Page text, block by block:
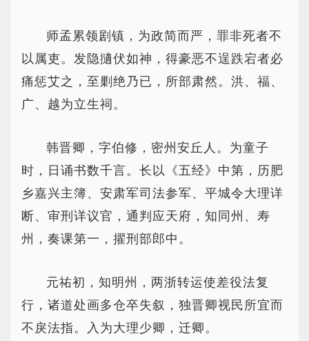
师孟累领剧镇，为政简而严，罪非死者不
以属吏。发隐擿伏如神，得豪恶不逞跌宕者必
痛惩艾之，至剿绝乃已，所部肃然。洪、福、
广、越为立生祠。
韩晋卿，字伯修，密州安丘人。为童子
时，日诵书数千言。长以《五经》中第，历肥
乡嘉兴主簿、安肃军司法参军、平城令大理详
断、审刑详议官，通判应天府，知同州、寿
州，奏课第一，擢刑部郎中。
元祐初，知明州，两浙转运使差役法复
行，诸道处画多仓卒失叙，独晋卿视民所宜而
不戾法指。入为大理少卿，迁卿。